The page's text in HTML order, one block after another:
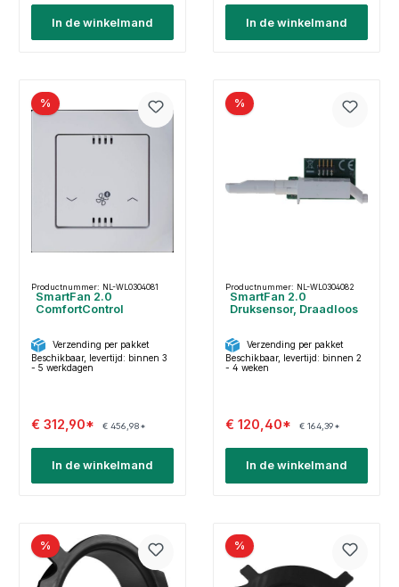
In de winkelmand In de winkelmand
%
Productnummer: NL-WL0304081
SmartFan 2.0
ComfortControl
Verzending per pakket
Beschikbaar, levertijd: binnen 3
- 5 werkdagen
€ 312,90* € 456,98*
In de winkelmand
%
Productnummer: NL-WL0304082
SmartFan 2.0
Druksensor, Draadloos
Verzending per pakket
Beschikbaar, levertijd: binnen 2
- 4 weken
€ 120,40* € 164,39*
In de winkelmand
% %